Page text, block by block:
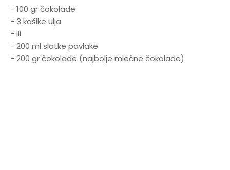
- 100 gr čokolade
- 3 kašike ulja
- ili
- 200 ml slatke pavlake
- 200 gr čokolade (najbolje mlečne čokolade)